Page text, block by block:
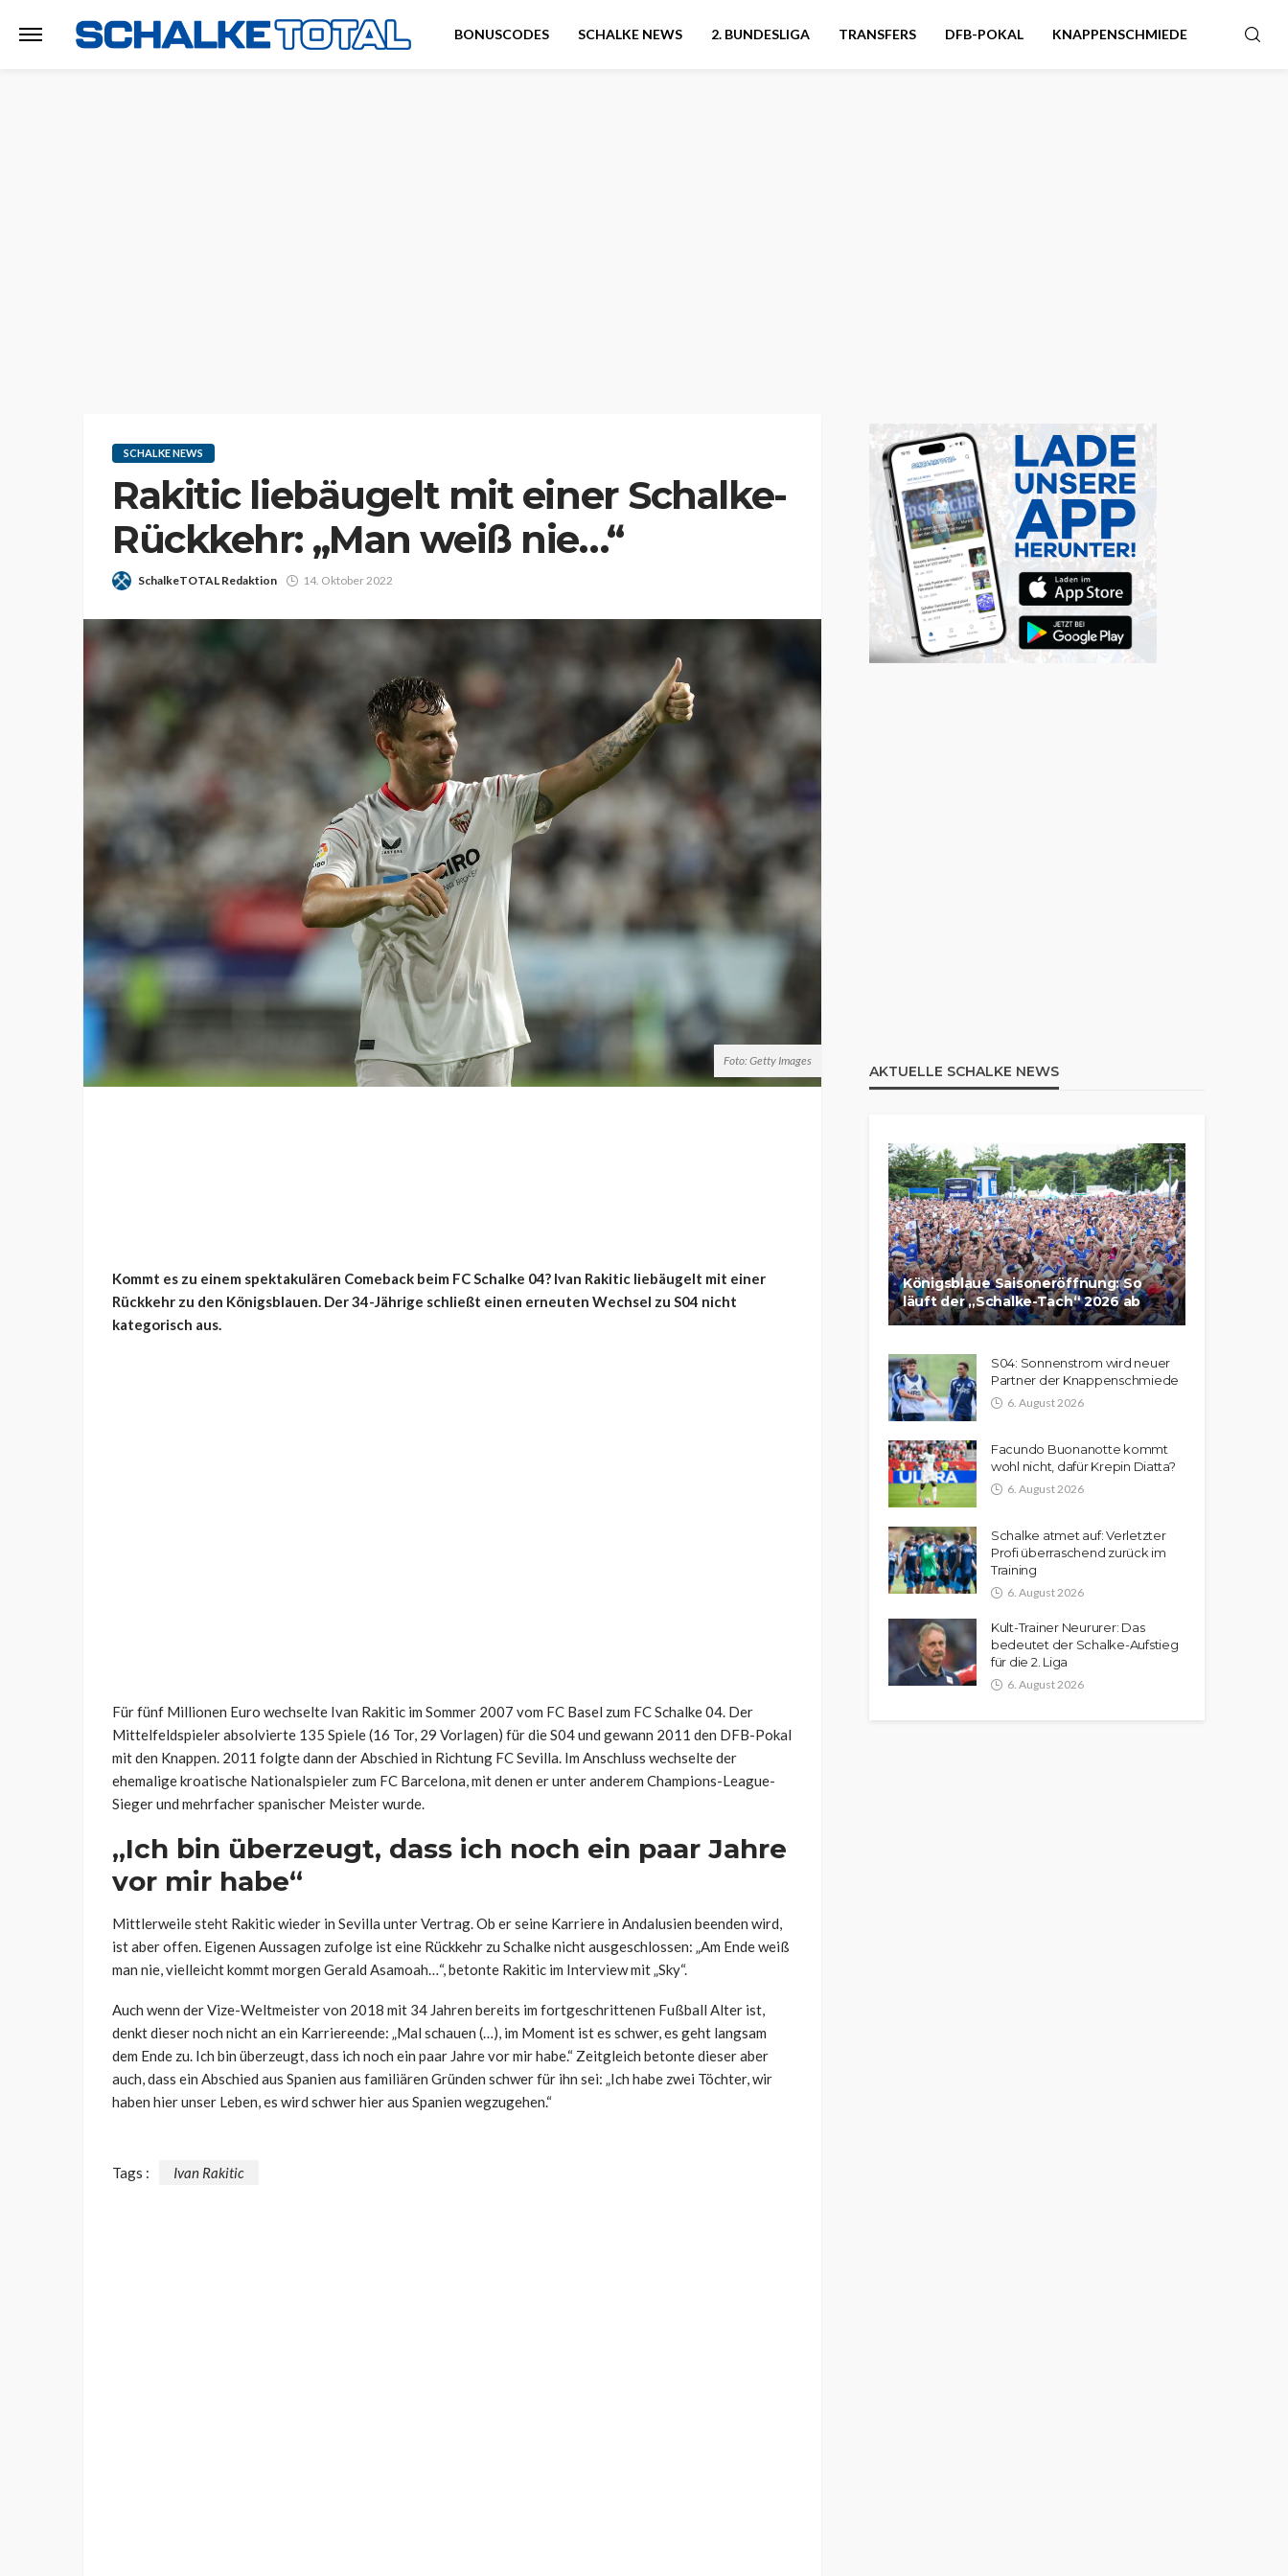
BONUSCODES SCHALKE NEWS 2. BUNDESLIGA TRANSFERS DFB-POKAL KNAPPENSCHMIEDE
SCHALKE NEWS
Rakitic liebäugelt mit einer Schalke-
Rückkehr: „Man weiß nie…“
SchalkeTOTAL Redaktion 14. Oktober 2022
Foto: Getty Images
Kommt es zu einem spektakulären Comeback beim FC Schalke 04? Ivan Rakitic liebäugelt mit einer
Rückkehr zu den Königsblauen. Der 34-Jährige schließt einen erneuten Wechsel zu S04 nicht
kategorisch aus.
Für fünf Millionen Euro wechselte Ivan Rakitic im Sommer 2007 vom FC Basel zum FC Schalke 04. Der
Mittelfeldspieler absolvierte 135 Spiele (16 Tor, 29 Vorlagen) für die S04 und gewann 2011 den DFB-Pokal
mit den Knappen. 2011 folgte dann der Abschied in Richtung FC Sevilla. Im Anschluss wechselte der
ehemalige kroatische Nationalspieler zum FC Barcelona, mit denen er unter anderem Champions-League-
Sieger und mehrfacher spanischer Meister wurde.
„Ich bin überzeugt, dass ich noch ein paar Jahre
vor mir habe“
Mittlerweile steht Rakitic wieder in Sevilla unter Vertrag. Ob er seine Karriere in Andalusien beenden wird,
ist aber offen. Eigenen Aussagen zufolge ist eine Rückkehr zu Schalke nicht ausgeschlossen: „Am Ende weiß
man nie, vielleicht kommt morgen Gerald Asamoah…“, betonte Rakitic im Interview mit „Sky“.
Auch wenn der Vize-Weltmeister von 2018 mit 34 Jahren bereits im fortgeschrittenen Fußball Alter ist,
denkt dieser noch nicht an ein Karriereende: „Mal schauen (…), im Moment ist es schwer, es geht langsam
dem Ende zu. Ich bin überzeugt, dass ich noch ein paar Jahre vor mir habe.“ Zeitgleich betonte dieser aber
auch, dass ein Abschied aus Spanien aus familiären Gründen schwer für ihn sei: „Ich habe zwei Töchter, wir
haben hier unser Leben, es wird schwer hier aus Spanien wegzugehen.“
Tags : Ivan Rakitic
AKTUELLE SCHALKE NEWS
Königsblaue Saisoneröffnung: So
läuft der „Schalke-Tach“ 2026 ab
S04: Sonnenstrom wird neuer
Partner der Knappenschmiede
6. August 2026
Facundo Buonanotte kommt
wohl nicht, dafür Krepin Diatta?
6. August 2026
Schalke atmet auf: Verletzter
Profi überraschend zurück im
Training
6. August 2026
Kult-Trainer Neururer: Das
bedeutet der Schalke-Aufstieg
für die 2. Liga
6. August 2026